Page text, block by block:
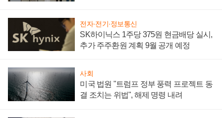
전자·전기·정보통신
SK하이닉스 1주당 375원 현금배당 실시,
추가 주주환원 계획 9월 공개 예정
사회
미국 법원 "트럼프 정부 풍력 프로젝트 동
결 조치는 위법", 해제 명령 내려